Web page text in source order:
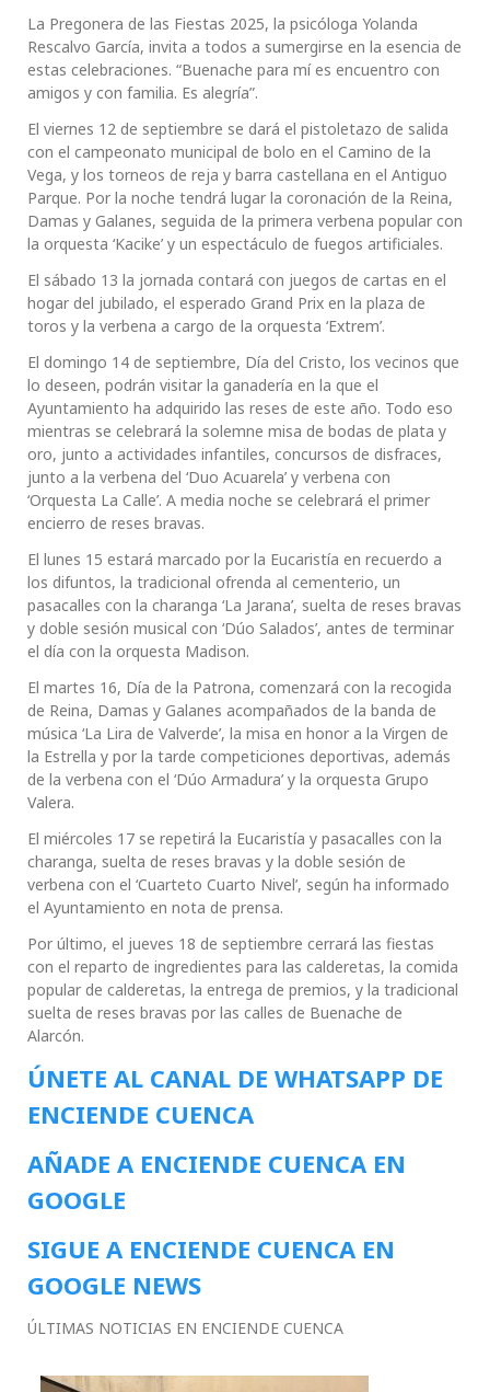
La Pregonera de las Fiestas 2025, la psicóloga Yolanda
Rescalvo García, invita a todos a sumergirse en la esencia de
estas celebraciones. “Buenache para mí es encuentro con
amigos y con familia. Es alegría”.
El viernes 12 de septiembre se dará el pistoletazo de salida
con el campeonato municipal de bolo en el Camino de la
Vega, y los torneos de reja y barra castellana en el Antiguo
Parque. Por la noche tendrá lugar la coronación de la Reina,
Damas y Galanes, seguida de la primera verbena popular con
la orquesta ‘Kacike’ y un espectáculo de fuegos artificiales.
El sábado 13 la jornada contará con juegos de cartas en el
hogar del jubilado, el esperado Grand Prix en la plaza de
toros y la verbena a cargo de la orquesta ‘Extrem’.
El domingo 14 de septiembre, Día del Cristo, los vecinos que
lo deseen, podrán visitar la ganadería en la que el
Ayuntamiento ha adquirido las reses de este año. Todo eso
mientras se celebrará la solemne misa de bodas de plata y
oro, junto a actividades infantiles, concursos de disfraces,
junto a la verbena del ‘Duo Acuarela’ y verbena con
‘Orquesta La Calle’. A media noche se celebrará el primer
encierro de reses bravas.
El lunes 15 estará marcado por la Eucaristía en recuerdo a
los difuntos, la tradicional ofrenda al cementerio, un
pasacalles con la charanga ‘La Jarana’, suelta de reses bravas
y doble sesión musical con ‘Dúo Salados’, antes de terminar
el día con la orquesta Madison.
El martes 16, Día de la Patrona, comenzará con la recogida
de Reina, Damas y Galanes acompañados de la banda de
música ‘La Lira de Valverde’, la misa en honor a la Virgen de
la Estrella y por la tarde competiciones deportivas, además
de la verbena con el ‘Dúo Armadura’ y la orquesta Grupo
Valera.
El miércoles 17 se repetirá la Eucaristía y pasacalles con la
charanga, suelta de reses bravas y la doble sesión de
verbena con el ‘Cuarteto Cuarto Nivel’, según ha informado
el Ayuntamiento en nota de prensa.
Por último, el jueves 18 de septiembre cerrará las fiestas
con el reparto de ingredientes para las calderetas, la comida
popular de calderetas, la entrega de premios, y la tradicional
suelta de reses bravas por las calles de Buenache de
Alarcón.
ÚNETE AL CANAL DE WHATSAPP DE
ENCIENDE CUENCA
AÑADE A ENCIENDE CUENCA EN
GOOGLE
SIGUE A ENCIENDE CUENCA EN
GOOGLE NEWS
ÚLTIMAS NOTICIAS EN ENCIENDE CUENCA